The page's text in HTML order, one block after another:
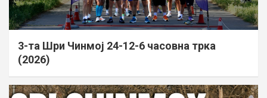
3-та Шри Чинмој 24-12-6 часовна трка
(2026)